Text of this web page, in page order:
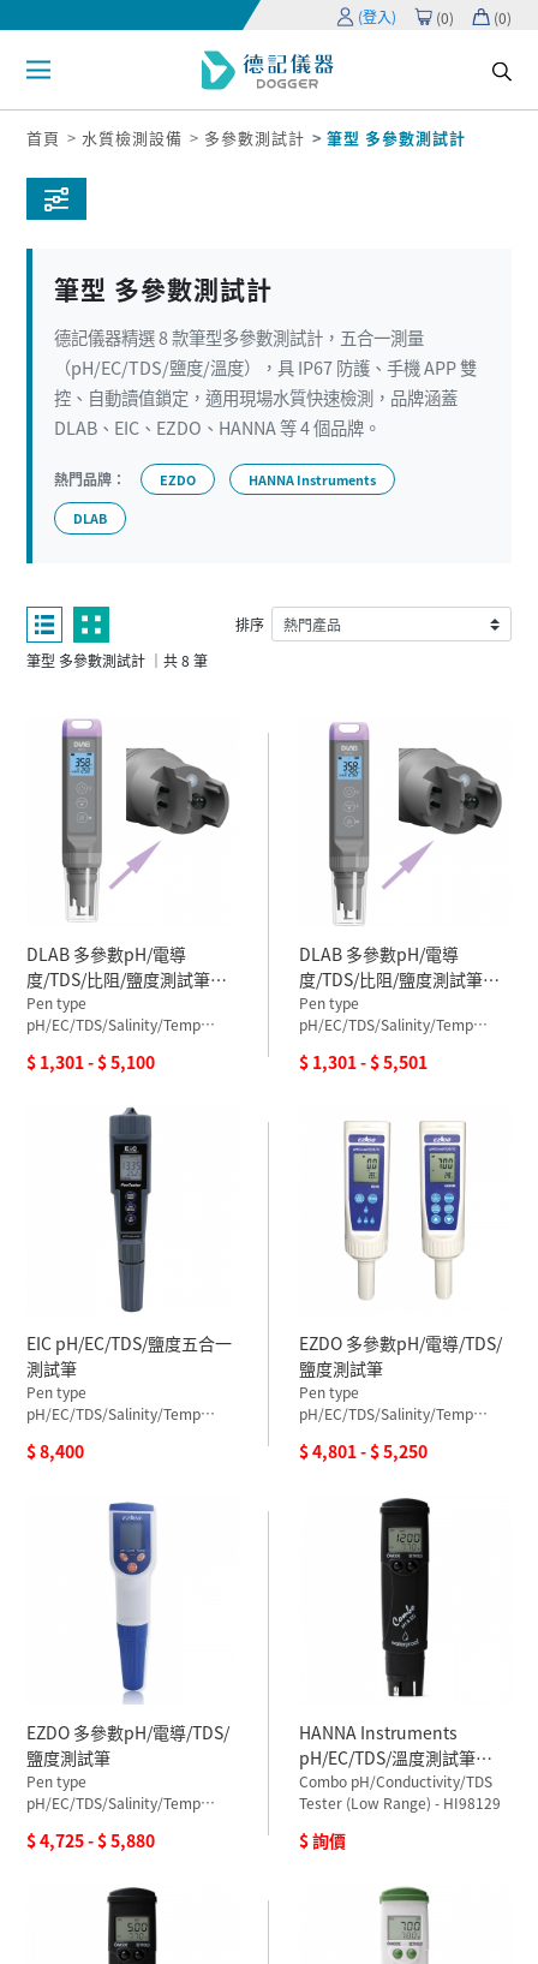
(登入) (0) (0)
首頁 水質檢測設備 多參數測試計 筆型 多參數測試計
筆型 多參數測試計
德記儀器精選 8 款筆型多參數測試計，五合一測量
（pH/EC/TDS/鹽度/溫度），具 IP67 防護、手機 APP 雙
控、自動讀值鎖定，適用現場水質快速檢測，品牌涵蓋
DLAB、EIC、EZDO、HANNA 等 4 個品牌。
熱門品牌： EZDO HANNA Instruments
DLAB
筆型 多參數測試計 ｜共 8 筆
排序
DLAB 多參數pH/電導
度/TDS/比阻/鹽度測試筆
DPC1
Pen type
pH/EC/TDS/Salinity/Temp
$ 1,301 - $ 5,100
DLAB 多參數pH/電導
度/TDS/比阻/鹽度測試筆
DPC1+
Pen type
pH/EC/TDS/Salinity/Temp
$ 1,301 - $ 5,501
EIC pH/EC/TDS/鹽度五合一
測試筆
Pen type
pH/EC/TDS/Salinity/Temp
$ 8,400
EZDO 多參數pH/電導/TDS/
鹽度測試筆
Pen type
pH/EC/TDS/Salinity/Temp
$ 4,801 - $ 5,250
EZDO 多參數pH/電導/TDS/
鹽度測試筆
Pen type
pH/EC/TDS/Salinity/Temp
$ 4,725 - $ 5,880
HANNA Instruments
pH/EC/TDS/溫度測試筆
HI98129
Combo pH/Conductivity/TDS
Tester (Low Range) - HI98129
$ 詢價